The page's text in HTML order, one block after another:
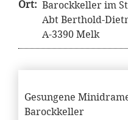
Ort: Barockkeller im
Abt Berthold-
A-3390 Melk
Gesungene
Barockkeller